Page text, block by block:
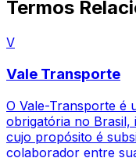
Termos
V
Vale Transporte
O Vale-Transporte é
obrigatória no Brasil,
cujo propósito é
colaborador entre